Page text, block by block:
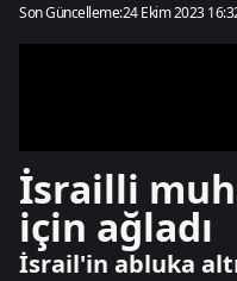
Son Güncelleme:24 Ekim 2023
İsrailli
için ağladı
İsrail'in abluka